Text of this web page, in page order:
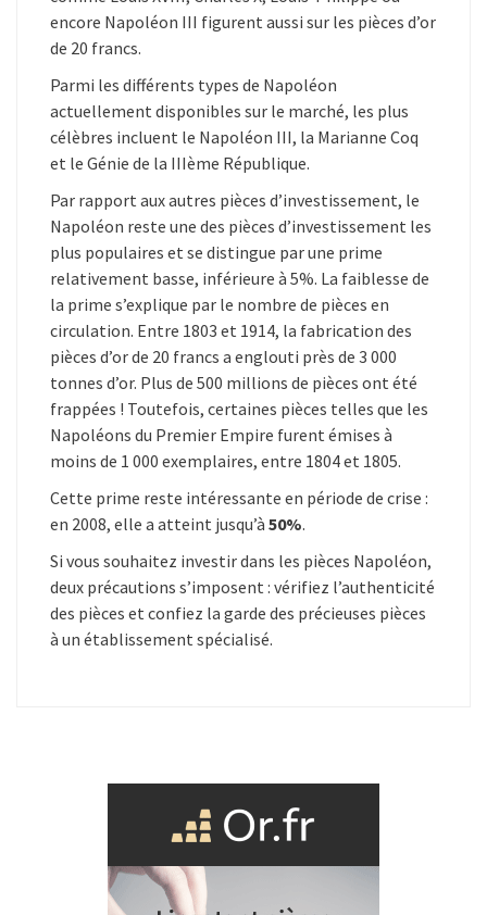
encore Napoléon III figurent aussi sur les pièces d’or
de 20 francs.
Parmi les différents types de Napoléon
actuellement disponibles sur le marché, les plus
célèbres incluent le Napoléon III, la Marianne Coq
et le Génie de la IIIème République.
Par rapport aux autres pièces d’investissement, le
Napoléon reste une des pièces d’investissement les
plus populaires et se distingue par une prime
relativement basse, inférieure à 5%. La faiblesse de
la prime s’explique par le nombre de pièces en
circulation. Entre 1803 et 1914, la fabrication des
pièces d’or de 20 francs a englouti près de 3 000
tonnes d’or. Plus de 500 millions de pièces ont été
frappées ! Toutefois, certaines pièces telles que les
Napoléons du Premier Empire furent émises à
moins de 1 000 exemplaires, entre 1804 et 1805.
Cette prime reste intéressante en période de crise :
en 2008, elle a atteint jusqu’à 50%.
Si vous souhaitez investir dans les pièces Napoléon,
deux précautions s’imposent : vérifiez l’authenticité
des pièces et confiez la garde des précieuses pièces
à un établissement spécialisé.